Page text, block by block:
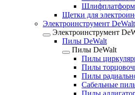
Щетки для
Электроинструмент DeWalt
Электроинструмент
Пилы DeWalt
Пилы DeWalt
Пилы
Пилы
Пилы
Сабельные
Пилы